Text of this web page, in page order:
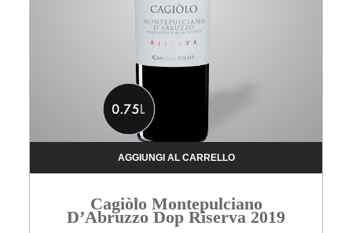
AGGIUNGI AL CARRELLO
Cagiòlo Montepulciano
D’Abruzzo Dop Riserva 2019